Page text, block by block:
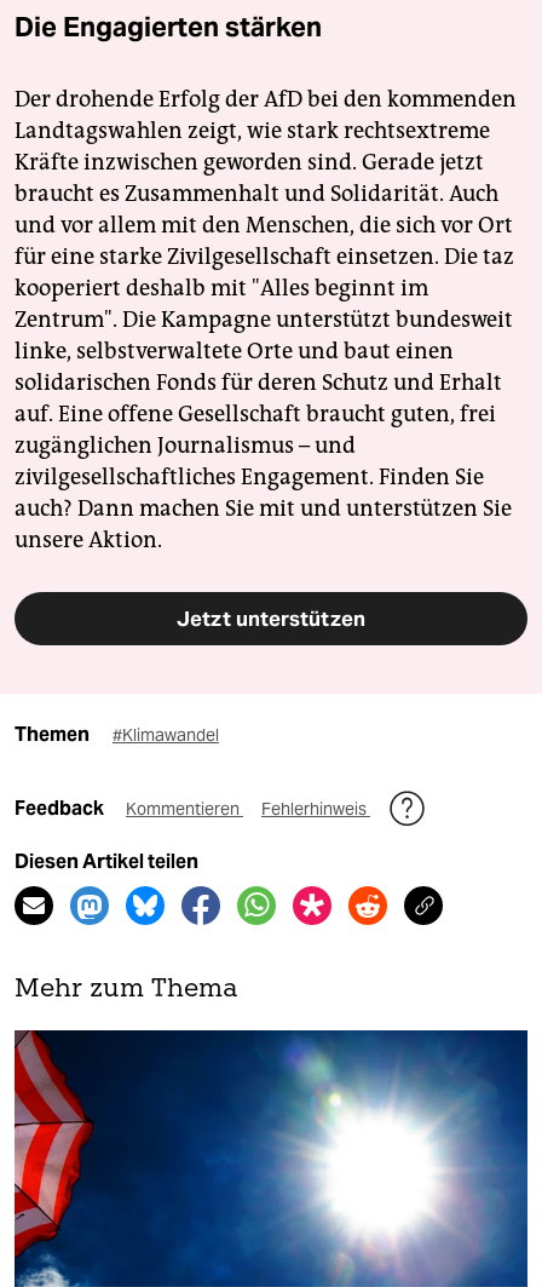
Die Engagierten stärken
Der drohende Erfolg der AfD bei den kommenden
Landtagswahlen zeigt, wie stark rechtsextreme
Kräfte inzwischen geworden sind. Gerade jetzt
braucht es Zusammenhalt und Solidarität. Auch
und vor allem mit den Menschen, die sich vor Ort
für eine starke Zivilgesellschaft einsetzen. Die taz
kooperiert deshalb mit "Alles beginnt im
Zentrum". Die Kampagne unterstützt bundesweit
linke, selbstverwaltete Orte und baut einen
solidarischen Fonds für deren Schutz und Erhalt
auf. Eine offene Gesellschaft braucht guten, frei
zugänglichen Journalismus – und
zivilgesellschaftliches Engagement. Finden Sie
auch? Dann machen Sie mit und unterstützen Sie
unsere Aktion.
Jetzt unterstützen
Themen #Klimawandel
Feedback Kommentieren Fehlerhinweis
Diesen Artikel teilen
Mehr zum Thema